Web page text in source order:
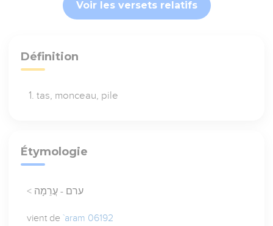
Voir les versets relatifs
Définition
tas, monceau, pile
Étymologie
< ערם - עֲרֵמָה
vient de`aram 06192